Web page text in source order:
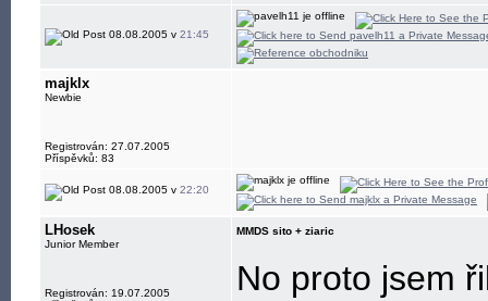
08.08.2005 v 21:45
majklx
Newbie
Registrován: 27.07.2005
Příspěvků: 83
08.08.2005 v 22:20
LHosek
Junior Member
Registrován: 19.07.2005
MMDS sito + ziaric
No proto jsem